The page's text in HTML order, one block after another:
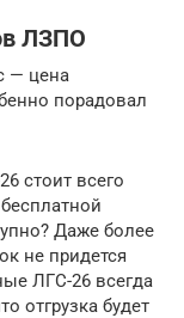
ЛЗПО
— цена
порадовал
стоит всего
Даже более
не придется
ЛГС-26 всегда
отгрузка будет